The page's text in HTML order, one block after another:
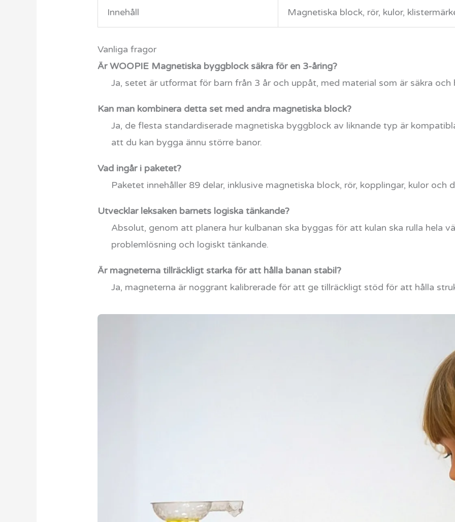
Innehåll Magnetiska block, rör, kulor,
Vanliga fragor
Är WOOPIE Magnetiska byggblock säkra för en 3-åring?
Ja, setet är utformat för barn från 3 år och uppåt, med material som är säkra och
Kan man kombinera detta set med andra magnetiska block?
Ja, de flesta standardiserade magnetiska byggblock av liknande typ är
att du kan bygga ännu större banor.
Vad ingår i paketet?
Paketet innehåller 89 delar, inklusive magnetiska block, rör, kopplingar, kulor och
Utvecklar leksaken barnets logiska tänkande?
Absolut, genom att planera hur kulbanan ska byggas för att kulan ska rulla hela
problemlösning och logiskt tänkande.
Är magneterna tillräckligt starka för att hålla banan stabil?
Ja, magneterna är noggrant kalibrerade för att ge tillräckligt stöd för att hålla